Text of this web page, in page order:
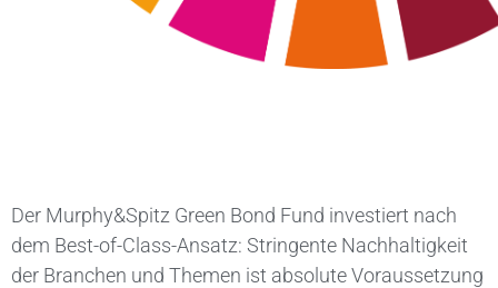
Der Murphy&Spitz Green Bond Fund investiert nach
dem Best-of-Class-Ansatz: Stringente Nachhaltigkeit
der Branchen und Themen ist absolute Voraussetzung